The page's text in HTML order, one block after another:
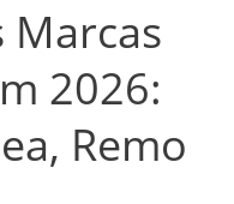
Marcas
2026:
Remo